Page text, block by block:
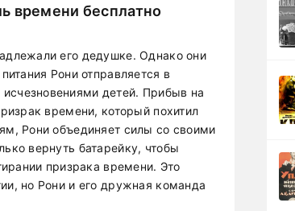
времени бесплатно
его дедушке. Однако они
Рони отправляется в
детей. Прибыв на
времени, который похитил
Рони объединяет силы со своими
вернуть батарейку, чтобы
призрака времени. Это
но Рони и его дружная команда